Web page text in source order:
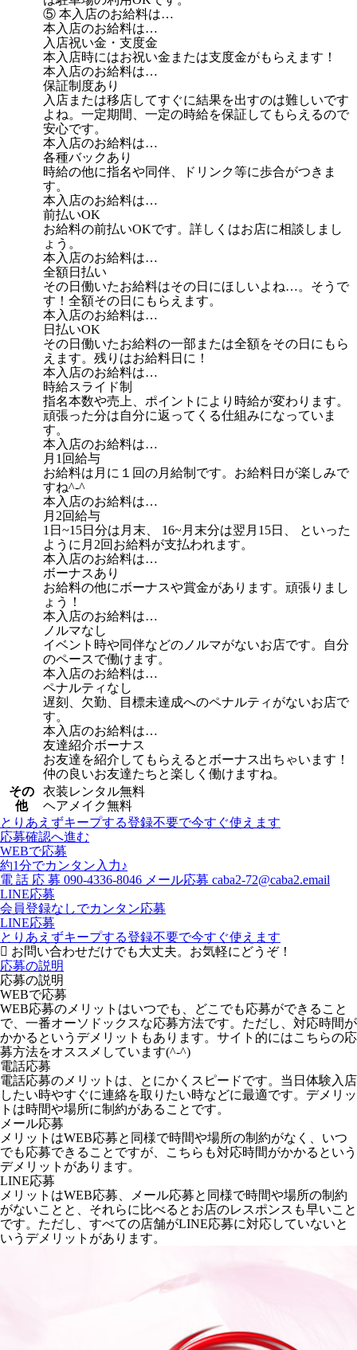
⑤ 本入店のお給料は…
本入店のお給料は…
入店祝い金・支度金
本入店時にはお祝い金または支度金がもらえます！
本入店のお給料は…
保証制度あり
入店または移店してすぐに結果を出すのは難しいです
よね。一定期間、一定の時給を保証してもらえるので
安心です。
本入店のお給料は…
各種バックあり
時給の他に指名や同伴、ドリンク等に歩合がつきま
す。
本入店のお給料は…
前払いOK
お給料の前払いOKです。詳しくはお店に相談しまし
ょう。
本入店のお給料は…
全額日払い
その日働いたお給料はその日にほしいよね…。そうで
す！全額その日にもらえます。
本入店のお給料は…
日払いOK
その日働いたお給料の一部または全額をその日にもら
えます。残りはお給料日に！
本入店のお給料は…
時給スライド制
指名本数や売上、ポイントにより時給が変わります。
頑張った分は自分に返ってくる仕組みになっていま
す。
本入店のお給料は…
月1回給与
お給料は月に１回の月給制です。お給料日が楽しみで
すね^-^
本入店のお給料は…
月2回給与
1日~15日分は月末、 16~月末分は翌月15日、 といった
ように月2回お給料が支払われます。
本入店のお給料は…
ボーナスあり
お給料の他にボーナスや賞金があります。頑張りまし
ょう！
本入店のお給料は…
ノルマなし
イベント時や同伴などのノルマがないお店です。自分
のペースで働けます。
本入店のお給料は…
ペナルティなし
遅刻、欠勤、目標未達成へのペナルティがないお店で
す。
本入店のお給料は…
友達紹介ボーナス
お友達を紹介してもらえるとボーナス出ちゃいます！
仲の良いお友達たちと楽しく働けますね。
その
他
衣装レンタル無料
ヘアメイク無料
とりあえずキープする登録不要で今すぐ使えます
応募確認へ進む
WEBで応募
約1分でカンタン入力♪
電 話 応 募 090-4336-8046 メール応募 caba2-72@caba2.email
LINE応募
会員登録なしでカンタン応募
LINE応募
とりあえずキープする登録不要で今すぐ使えます
お問い合わせだけでも大丈夫。お気軽にどうぞ！
応募の説明
応募の説明
WEBで応募
WEB応募のメリットはいつでも、どこでも応募ができること
で、一番オーソドックスな応募方法です。ただし、対応時間が
かかるというデメリットもあります。サイト的にはこちらの応
募方法をオススメしています(^-^)
電話応募
電話応募のメリットは、とにかくスピードです。当日体験入店
したい時やすぐに連絡を取りたい時などに最適です。デメリッ
トは時間や場所に制約があることです。
メール応募
メリットはWEB応募と同様で時間や場所の制約がなく、いつ
でも応募できることですが、こちらも対応時間がかかるという
デメリットがあります。
LINE応募
メリットはWEB応募、メール応募と同様で時間や場所の制約
がないことと、それらに比べるとお店のレスポンスも早いこと
です。ただし、すべての店舗がLINE応募に対応していないと
いうデメリットがあります。